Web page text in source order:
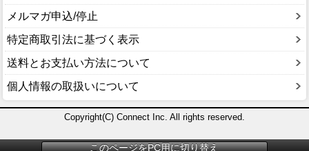
メルマガ申込/停止
特定商取引法に基づく表示
送料とお支払い方法について
個人情報の取扱いについて
Copyright(C) Connect Inc. All rights reserved.
このページをPC用に切り替え